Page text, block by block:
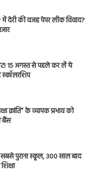
देरी की वजह पेपर लीक विवाद?
15 अगस्त से पहले कर लें ये
क्रांति” के व्यापक प्रभाव को
बैंस
पुराना स्कूल, 300 साल बाद